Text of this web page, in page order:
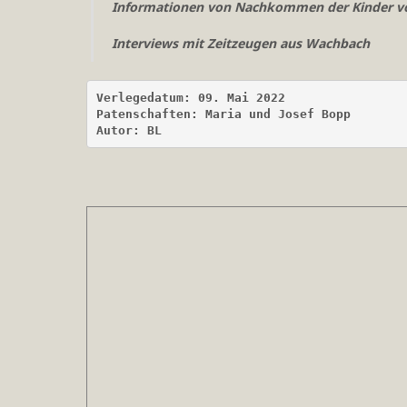
Informationen von Nachkommen der Kinder
Interviews mit Zeitzeugen aus Wachbach
Verlegedatum: 09. Mai 2022
Patenschaften: Maria und Josef Bopp
Autor: BL